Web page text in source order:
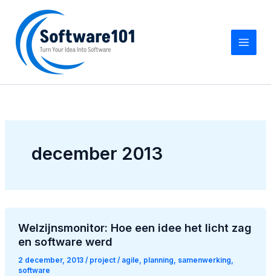
inhoud
december 2013
Welzijnsmonitor: Hoe een idee het licht zag
en software werd
2 december, 2013 / project/ agile, planning, samenwerking,
software
e
k
e